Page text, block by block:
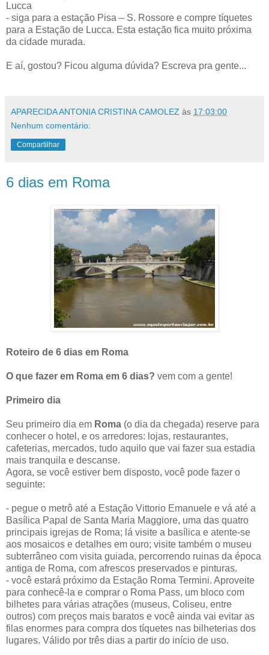
Lucca
- siga para a estação Pisa – S. Rossore e compre tíquetes
para a Estação de Lucca. Esta estação fica muito próxima
da cidade murada.
E aí, gostou? Ficou alguma dúvida? Escreva pra gente...
APARECIDA ANTONIA CRISTINA CAMOLEZ às 17:03:00
Nenhum comentário:
Compartilhar
6 dias em Roma
Roteiro de 6 dias em Roma
O que fazer em Roma em 6 dias? vem com a gente!
Primeiro dia
Seu primeiro dia em Roma (o dia da chegada) reserve para
conhecer o hotel, e os arredores: lojas, restaurantes,
cafeterias, mercados, tudo aquilo que vai fazer sua estadia
mais tranquila e descanse.
Agora, se você estiver bem disposto, você pode fazer o
seguinte:
- pegue o metrô até a Estação Vittorio Emanuele e vá até a
Basílica Papal de Santa Maria Maggiore, uma das quatro
principais igrejas de Roma; lá visite a basílica e atente-se
aos mosaicos e detalhes em ouro; visite também o museu
subterrâneo com visita guiada, percorrendo ruinas da época
antiga de Roma, com afrescos preservados e pinturas.
- você estará próximo da Estação Roma Termini. Aproveite
para conhecê-la e comprar o Roma Pass, um bloco com
bilhetes para várias atrações (museus, Coliseu, entre
outros) com preços mais baratos e você ainda vai evitar as
filas enormes para compra dos tíquetes nas bilheterias dos
lugares. Válido por três dias a partir do início de uso.